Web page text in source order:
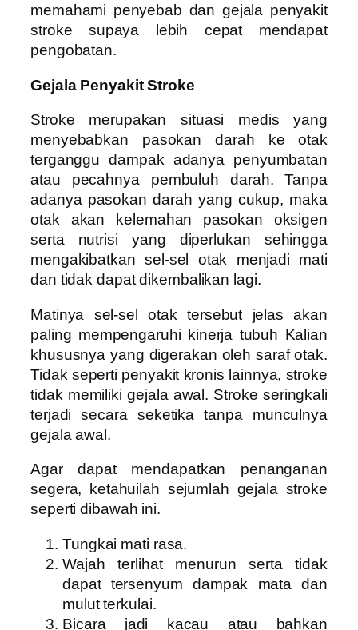
memahami penyebab dan gejala penyakit
stroke supaya lebih cepat mendapat
pengobatan.
Gejala Penyakit Stroke
Stroke merupakan situasi medis yang
menyebabkan pasokan darah ke otak
terganggu dampak adanya penyumbatan
atau pecahnya pembuluh darah. Tanpa
adanya pasokan darah yang cukup, maka
otak akan kelemahan pasokan oksigen
serta nutrisi yang diperlukan sehingga
mengakibatkan sel-sel otak menjadi mati
dan tidak dapat dikembalikan lagi.
Matinya sel-sel otak tersebut jelas akan
paling mempengaruhi kinerja tubuh Kalian
khususnya yang digerakan oleh saraf otak.
Tidak seperti penyakit kronis lainnya, stroke
tidak memiliki gejala awal. Stroke seringkali
terjadi secara seketika tanpa munculnya
gejala awal.
Agar dapat mendapatkan penanganan
segera, ketahuilah sejumlah gejala stroke
seperti dibawah ini.
Tungkai mati rasa.
Wajah terlihat menurun serta tidak
dapat tersenyum dampak mata dan
mulut terkulai.
Bicara jadi kacau atau bahkan